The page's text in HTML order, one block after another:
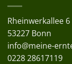
Rheinwerkallee 6
53227 Bonn
info@meine-
0228 28617119